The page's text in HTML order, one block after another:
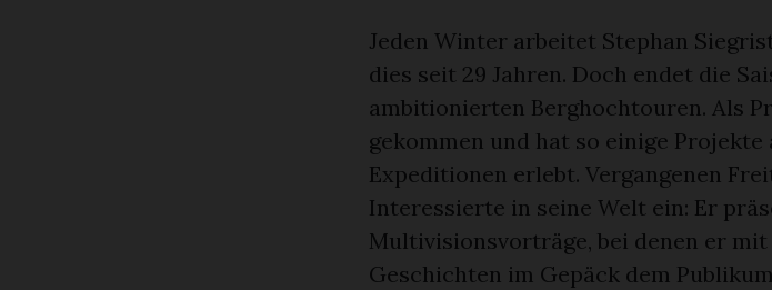
Jeden Winter arbeitet Stephan
dies seit 29 Jahren. Doch endet die
ambitionierten Berghochtouren. Als
gekommen und hat so einige
Expeditionen erlebt. Vergangenen
Interessierte in seine Welt ein: Er
Multivisionsvorträge, bei denen er
Geschichten im Gepäck dem